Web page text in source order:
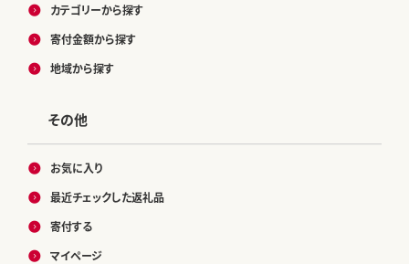
カテゴリーから探す
寄付金額から探す
地域から探す
その他
お気に入り
最近チェックした返礼品
寄付する
マイページ